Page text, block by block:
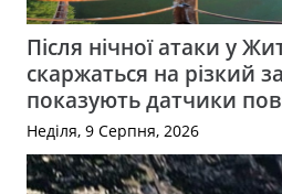
Після нічної атаки у
скаржаться на різкий
показують датчики
Неділя, 9 Серпня, 2026